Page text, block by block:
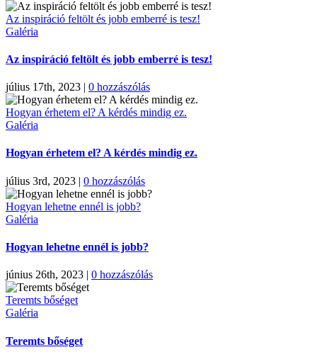
Az inspiráció feltölt és jobb emberré is tesz!
Galéria
Az inspiráció feltölt és jobb emberré is tesz!
július 17th, 2023 | 0 hozzászólás
Hogyan érhetem el? A kérdés mindig ez.
Galéria
Hogyan érhetem el? A kérdés mindig ez.
július 3rd, 2023 | 0 hozzászólás
Hogyan lehetne ennél is jobb?
Galéria
Hogyan lehetne ennél is jobb?
június 26th, 2023 | 0 hozzászólás
Teremts bőséget
Galéria
Teremts bőséget